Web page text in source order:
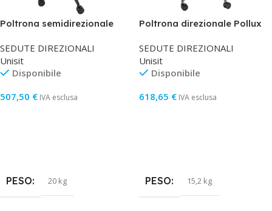
Compatibile
COD. OEM NP-H-0933XLM-D
Poltrona semidirezionale
– schienale rete nero/seduta
nero – Unisit
SEDUTE DIREZIONALI
Unisit
Disponibile
507,50 € IVA esclusa
PESO 20 kg
Poltrona direzionale Pollux
inclusi – nero – Unisit
SEDUTE DIREZIONALI
Unisit
Disponibile
618,65 € IVA esclusa
PESO 15,2 kg